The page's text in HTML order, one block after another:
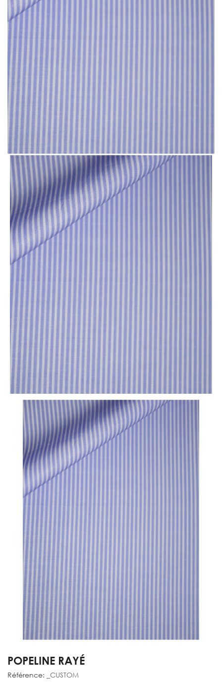
POPELINE RAYÉ
Référence: _CUSTOM